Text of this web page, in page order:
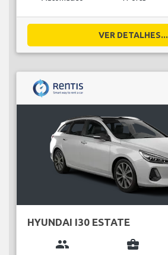
VER DETALHES...
HYUNDAI I30 ESTATE
group business_center